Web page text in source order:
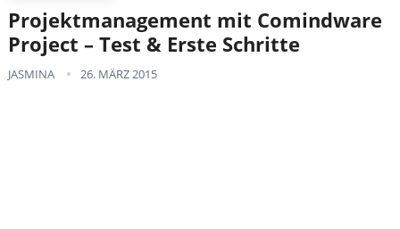
Projektmanagement mit Comindware
Project – Test & Erste Schritte
JASMINA 26. MÄRZ 2015